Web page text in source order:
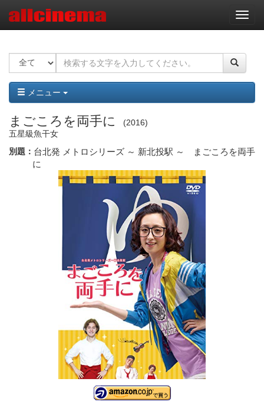
ナ
ビ
ー
ョ
ン
メニュー
まごころを両手に
2016
五星級魚干女
別題： 台北発 メトロシリーズ ～ 新北投駅 ～ まごころを両手
に